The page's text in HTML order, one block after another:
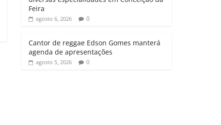
Feira
agosto 6, 2026 0
Cantor de reggae Edson Gomes manterá
agenda de apresentações
agosto 5, 2026 0